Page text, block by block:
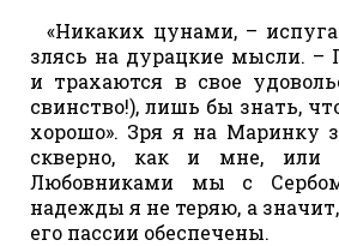
«Никаких цунами, –
злясь на дурацкие мысли. –
и трахаются в свое
свинство!), лишь бы знать,
хорошо». Зря я на Маринку
скверно, как и мне, или
Любовниками мы с
надежды я не теряю, а
его пассии обеспечены.